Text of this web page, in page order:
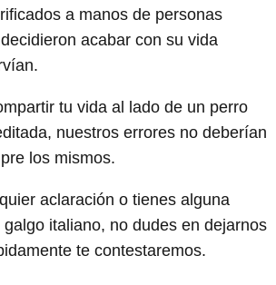
a manos de personas
acabar con su vida
tu vida al lado de un perro
nuestros errores no deberían
los mismos.
aclaración o tienes alguna
italiano, no dudes en dejarnos
te contestaremos.